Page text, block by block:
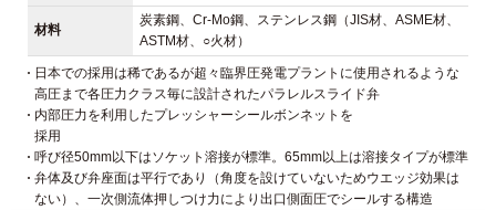
材料
炭素鋼、Cr-Mo鋼、ステンレス鋼（JIS材、ASME材、
ASTM材、○火材）
日本での採用は稀であるが超々臨界圧発電プラントに使用されるような
高圧まで各圧力クラス毎に設計されたパラレルスライド弁
内部圧力を利用したプレッシャーシールボンネットを
採用
呼び径50mm以下はソケット溶接が標準。65mm以上は溶接タイプが標準
弁体及び弁座面は平行であり（角度を設けていないためウエッジ効果は
ない）、一次側流体押しつけ力により出口側面圧でシールする構造